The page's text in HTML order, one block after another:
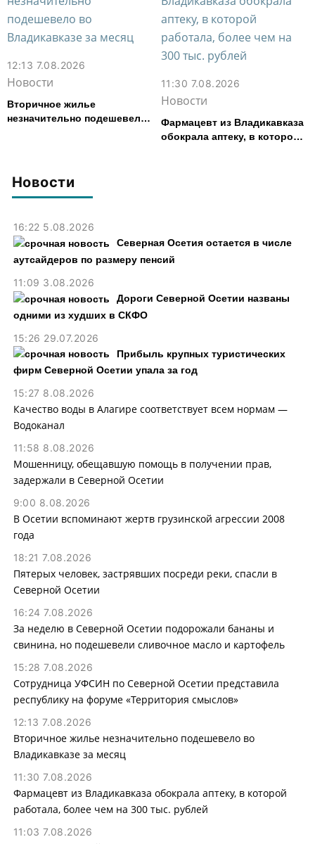
Новости
16:22 5.08.2026
Северная Осетия остается в числе
аутсайдеров по размеру пенсий
11:09 3.08.2026
Дороги Северной Осетии названы
одними из худших в СКФО
15:26 29.07.2026
Прибыль крупных туристических
фирм Северной Осетии упала за год
15:27 8.08.2026
Качество воды в Алагире соответствует всем нормам —
Водоканал
11:58 8.08.2026
Мошенницу, обещавшую помощь в получении прав,
задержали в Северной Осетии
9:00 8.08.2026
В Осетии вспоминают жертв грузинской агрессии 2008
года
18:21 7.08.2026
Пятерых человек, застрявших посреди реки, спасли в
Северной Осетии
16:24 7.08.2026
За неделю в Северной Осетии подорожали бананы и
свинина, но подешевели сливочное масло и картофель
15:28 7.08.2026
Сотрудница УФСИН по Северной Осетии представила
республику на форуме «Территория смыслов»
12:13 7.08.2026
Вторичное жилье незначительно подешевело во
Владикавказе за месяц
11:30 7.08.2026
Фармацевт из Владикавказа обокрала аптеку, в которой
работала, более чем на 300 тыс. рублей
11:03 7.08.2026
12:13 7.08.2026
Новости
Вторичное жилье
незначительно подешевело
11:30 7.08.2026
Новости
Фармацевт из Владикавказа
обокрала аптеку, в которой